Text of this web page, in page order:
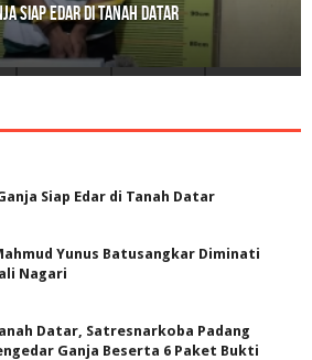
Siap Edar di Tanah Datar
Siap Edar di Tanah Datar
Yunus Batusangkar Diminati
Nagari
Datar, Satresnarkoba Padang
Ganja Beserta 6 Paket Bukti